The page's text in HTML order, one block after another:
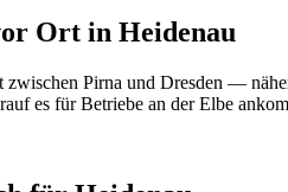
Ort in Heidenau
Pirna und Dresden —
es für Betriebe an der Elbe